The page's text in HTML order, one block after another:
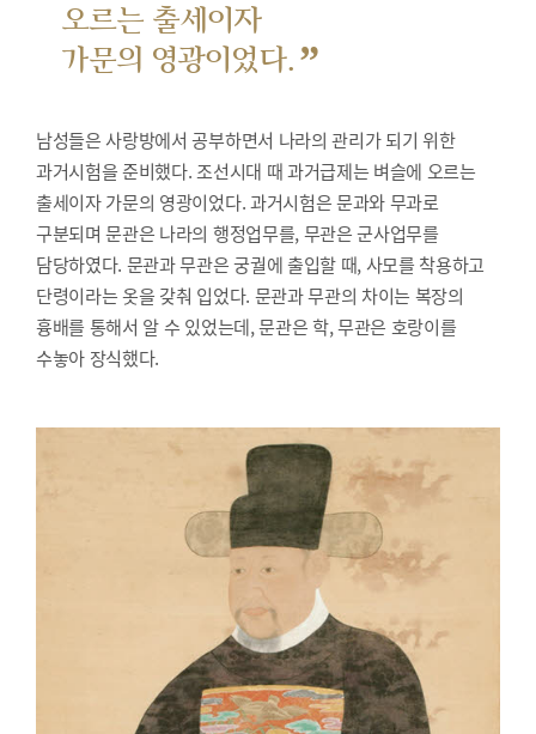
오르는 출세이자
가문의 영광이었다. ”
남성들은 사랑방에서 공부하면서 나라의 관리가 되기 위한
과거시험을 준비했다.조선시대 때 과거급제는 벼슬에 오르는
출세이자 가문의 영광이었다. 과거시험은 문과와 무과로
구분되며 문관은 나라의 행정업무를, 무관은 군사업무를
담당하였다. 문관과 무관은 궁궐에 출입할 때, 사모를 착용하고
단령이라는 옷을 갖춰 입었다. 문관과 무관의 차이는 복장의
흉배를 통해서 알 수 있었는데, 문관은 학, 무관은 호랑이를
수놓아 장식했다.